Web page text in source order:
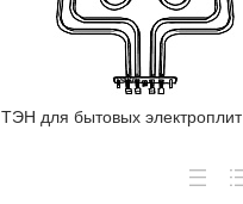
ТЭН для бытовых электроплит